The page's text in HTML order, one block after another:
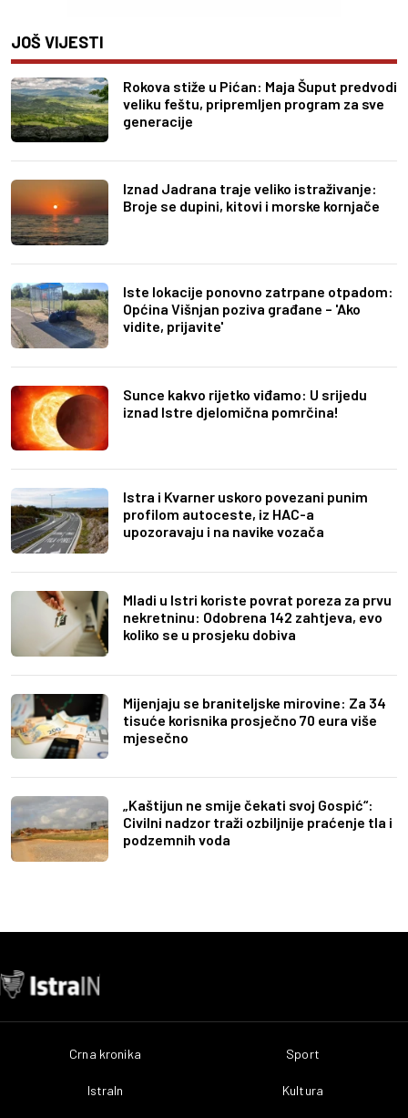
JOŠ VIJESTI
Rokova stiže u Pićan: Maja Šuput predvodi
veliku feštu, pripremljen program za sve
generacije
Iznad Jadrana traje veliko istraživanje:
Broje se dupini, kitovi i morske kornjače
Iste lokacije ponovno zatrpane otpadom:
Općina Višnjan poziva građane – 'Ako
vidite, prijavite'
Sunce kakvo rijetko viđamo: U srijedu
iznad Istre djelomična pomrčina!
Istra i Kvarner uskoro povezani punim
profilom autoceste, iz HAC-a
upozoravaju i na navike vozača
Mladi u Istri koriste povrat poreza za prvu
nekretninu: Odobrena 142 zahtjeva, evo
koliko se u prosjeku dobiva
Mijenjaju se braniteljske mirovine: Za 34
tisuće korisnika prosječno 70 eura više
mjesečno
„Kaštijun ne smije čekati svoj Gospić“:
Civilni nadzor traži ozbiljnije praćenje tla i
podzemnih voda
Crna kronika
IstraIn
Sport
Kultura